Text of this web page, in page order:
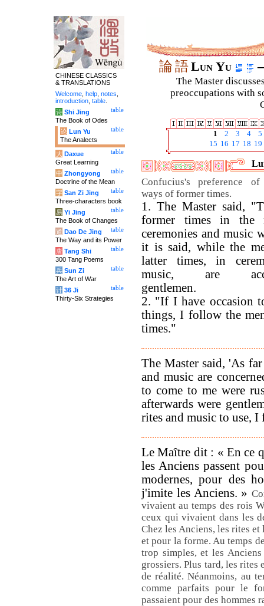
論語Lun Yu
The Master
preoccupations with
1 2 3 4
5
15 16 17 18 19
Confucius's preference
ways of former times.
1. The Master said,
former times in the
ceremonies and music
it is said, while the
latter times, in
music, are
gentlemen.
2. "If I have occasion
things, I follow the
times."
The Master said, 'As
and music are
to come to me were
afterwards were
rites and music to use,
Le Maître dit : « En ce
les Anciens passent
modernes, pour des
j'imite les Anciens. »
vivaient au temps des rois
ceux qui vivaient dans les
Chez les Anciens, les rites
et pour la forme. Au temps
trop simples, et les Anciens
grossiers. Plus tard, les rites
de réalité. Néanmoins, au
comme parfaits pour le
passaient pour des hommes
CHINESE CLASSICS
& TRANSLATIONS
Welcome help notes
introduction table
table
诗 Shi Jing
The Book of Odes
table
论 Lun Yu
The Analects
table
大 Daxue
Great Learning
table
中 Zhongyong
Doctrine of the Mean
table
字 San Zi Jing
Three-characters book
table
易 Yi Jing
The Book of Changes
table
道 Dao De Jing
The Way and its Power
table
唐 Tang Shi
300 Tang Poems
table
兵 Sun Zi
The Art of War
table
计 36 Ji
Thirty-Six Strategies